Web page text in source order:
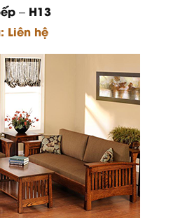
– H13
Liên hệ